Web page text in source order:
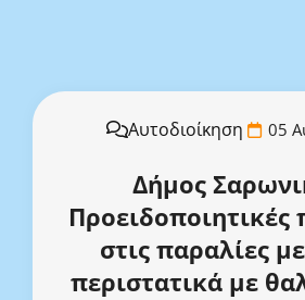
Αυτοδιοίκηση 05
Δήμος
Προειδοποιητικές
στις παραλίες
περιστατικά με